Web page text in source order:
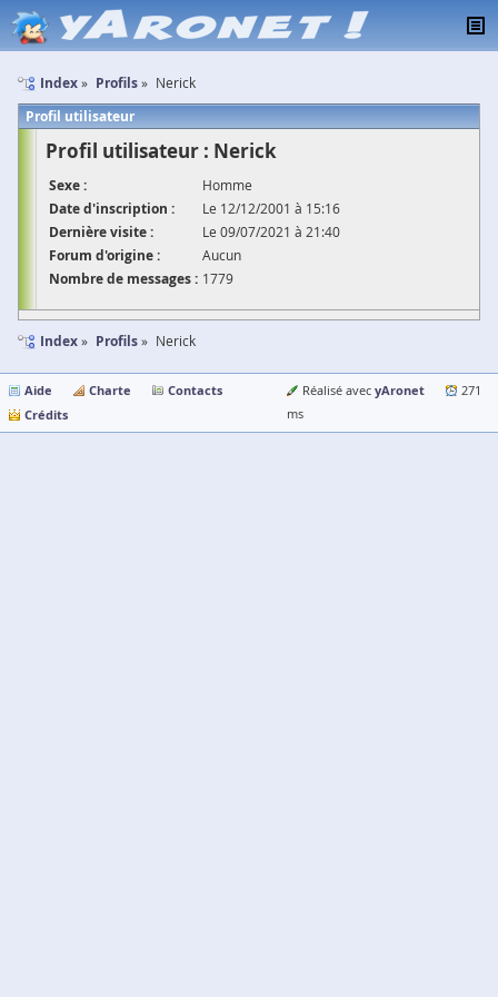
Index Profils Nerick
Profil utilisateur
Profil utilisateur : Nerick
Sexe : Homme
Date d'inscription : Le 12/12/2001 à 15:16
Dernière visite : Le 09/07/2021 à 21:40
Forum d'origine : Aucun
Nombre de messages : 1779
Index Profils Nerick
Aide Charte
Contacts
Crédits
Réalisé avec yAronet
271
ms